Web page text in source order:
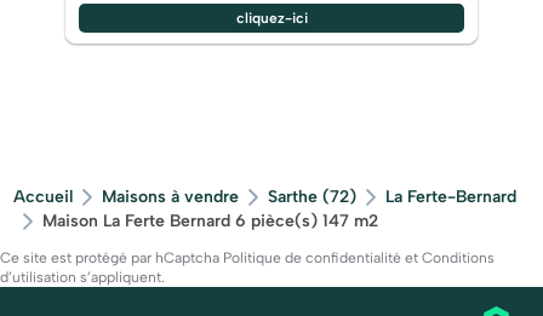
cliquez-ici
Accueil Maisons à vendre Sarthe (72)
La Ferte-Bernard
Maison La Ferte Bernard 6 pièce(s) 147 m2
Ce site est protégé par hCaptcha Politique de confidentialité et Conditions
d’utilisation s’appliquent.